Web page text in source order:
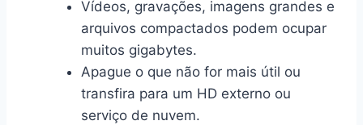
Vídeos, gravações, imagens grandes e
arquivos compactados podem ocupar
muitos gigabytes.
Apague o que não for mais útil ou
transfira para um HD externo ou
serviço de nuvem.